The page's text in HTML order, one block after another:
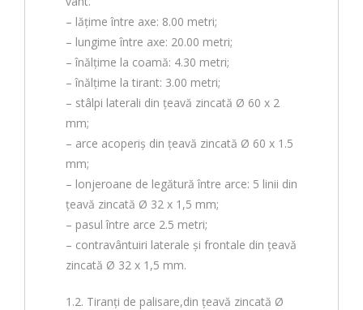
– lățime între axe: 8.00 metri;
– lungime între axe: 20.00 metri;
– înălțime la coamă: 4.30 metri;
– înălțime la tirant: 3.00 metri;
– stâlpi laterali din țeavă zincată Ø 60 x 2
mm;
– arce acoperiș din țeavă zincată Ø 60 x 1.5
mm;
– lonjeroane de legătură între arce: 5 linii din
țeavă zincată Ø 32 x 1,5 mm;
– pasul între arce 2.5 metri;
– contravântuiri laterale și frontale din țeavă
zincată Ø 32 x 1,5 mm.
1.2. Tiranți de palisare,din țeavă zincată Ø